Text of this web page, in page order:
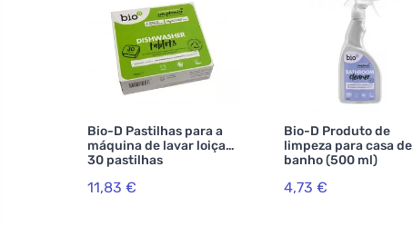
Bio-D Pastilhas para a
máquina de lavar loiça
30 pastilhas
11,83 €
Bio-D Produto de
limpeza para casa de
banho (500 ml)
4,73 €